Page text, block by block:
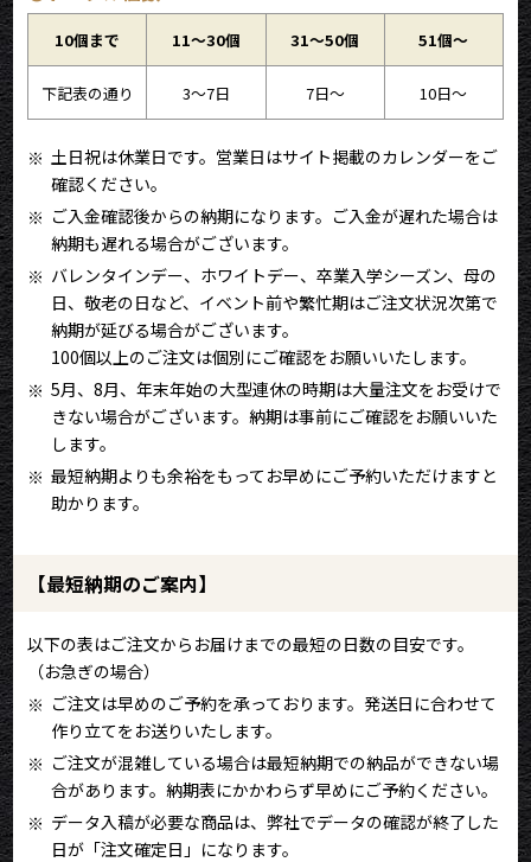
10個まで
下記表の通り
11〜30個
3～7日
31〜50個
7日～
51個〜
10日～
土日祝は休業日です。営業日はサイト掲載のカレンダーをご
確認ください。
ご入金確認後からの納期になります。ご入金が遅れた場合は
納期も遅れる場合がございます。
バレンタインデー、ホワイトデー、卒業入学シーズン、母の
日、敬老の日など、イベント前や繁忙期はご注文状況次第で
納期が延びる場合がございます。
100個以上のご注文は個別にご確認をお願いいたします。
5月、8月、年末年始の大型連休の時期は大量注文をお受けで
きない場合がございます。納期は事前にご確認をお願いいた
します。
最短納期よりも余裕をもってお早めにご予約いただけますと
助かります。
【最短納期のご案内】
以下の表はご注文からお届けまでの最短の日数の目安です。
（お急ぎの場合）
ご注文は早めのご予約を承っております。発送日に合わせて
作り立てをお送りいたします。
ご注文が混雑している場合は最短納期での納品ができない場
合があります。納期表にかかわらず早めにご予約ください。
データ入稿が必要な商品は、弊社でデータの確認が終了した
日が「注文確定日」になります。